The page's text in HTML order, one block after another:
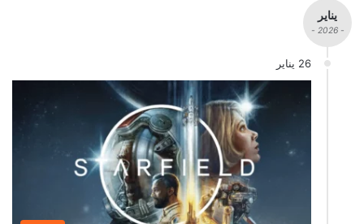
يناير
- 2026 -
26 يناير